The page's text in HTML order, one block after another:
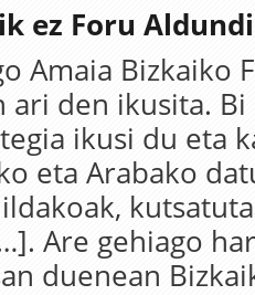
ez Foru
Amaia Bizkaiko
ari den ikusita.
ikusi du eta
eta Arabako
Are gehiago
duenean